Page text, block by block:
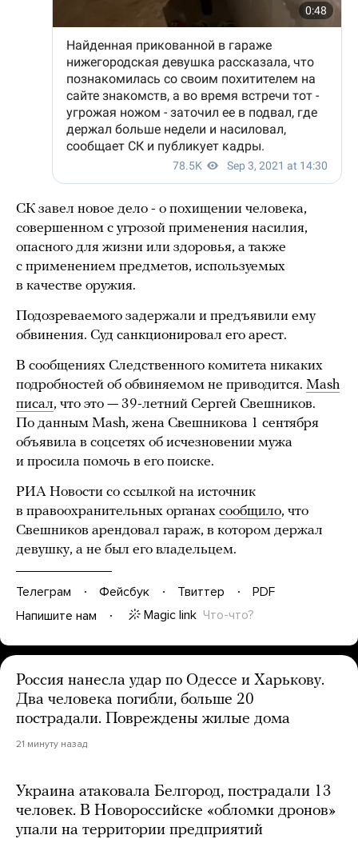
СК завел новое дело - о похищении человека,
совершенном с угрозой применения насилия,
опасного для жизни или здоровья, а также
с применением предметов, используемых
в качестве оружия.
Подозреваемого задержали и предъявили ему
обвинения. Суд санкционировал его арест.
В сообщениях Следственного комитета никаких
подробностей об обвиняемом не приводится. Mash
писал, что это — 39-летний Сергей Свешников.
По данным Mash, жена Свешникова 1 сентября
объявила в соцсетях об исчезновении мужа
и просила помочь в его поиске.
РИА Новости со ссылкой на источник
в правоохранительных органах сообщило, что
Свешников арендовал гараж, в котором держал
девушку, а не был его владельцем.
Телеграм Фейсбук Твиттер
PDF
Напишите нам
Magic link Что-что?
Россия нанесла удар по Одессе и Харькову.
Два человека погибли, больше 20
пострадали. Повреждены жилые дома
21 минуту назад
Украина атаковала Белгород, пострадали 13
человек. В Новороссийске «обломки дронов»
упали на территории предприятий